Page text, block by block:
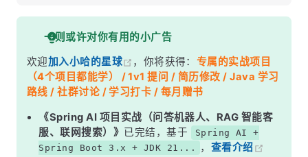
面试考察点
核心答案
Spring Cloud 核心组件一览
深度解析
一、Spring Cloud 整体架构
二、各核心组件详解
一则或许对你有用的小广告
欢迎加入小哈的星球 ，你将获得： 专属的实战项目
（4个项目都能学） / 1v1 提问 / 简历修改 / Java 学习
路线 / 社群讨论 / 学习打卡 / 每月赠书
《Spring AI 项目实战（问答机器人、RAG 智能客
服、联网搜索）》 已完结，基于
Spring AI +
Spring Boot 3.x + JDK 21...
， 查看介绍